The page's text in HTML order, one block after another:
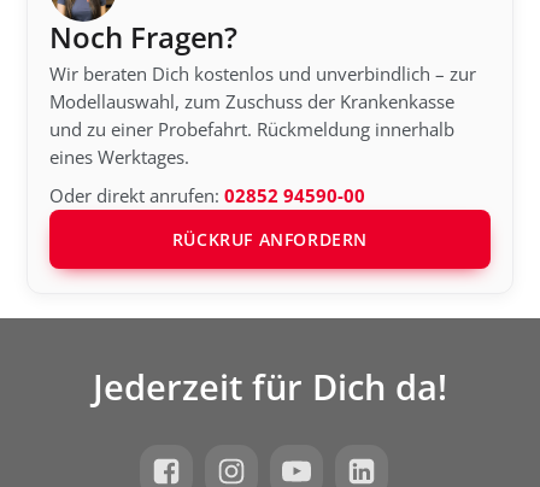
Noch Fragen?
Wir beraten Dich kostenlos und unverbindlich – zur
Modellauswahl, zum Zuschuss der Krankenkasse
und zu einer Probefahrt. Rückmeldung innerhalb
eines Werktages.
Oder direkt anrufen:02852 94590-00
RÜCKRUF ANFORDERN
Jederzeit für Dich da!